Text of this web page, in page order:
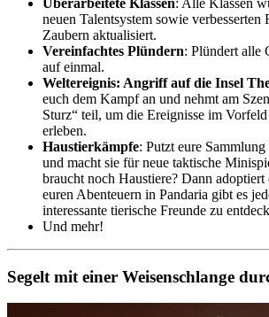
neuen Talentsystem sowie verbesserten
Zaubern aktualisiert.
Vereinfachtes Plündern: Plündert alle
auf einmal.
Weltereignis: Angriff auf die Insel
euch dem Kampf an und nehmt am
Sturz“ teil, um die Ereignisse im
erleben.
Haustierkämpfe: Putzt eure
und macht sie für neue taktische
braucht noch Haustiere? Dann
euren Abenteuern in Pandaria gibt es
interessante tierische Freunde zu
Und mehr!
Segelt mit einer Weisenschlange